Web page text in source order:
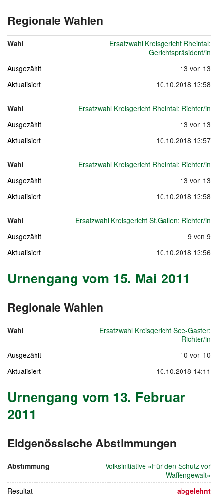
Regionale Wahlen
23.
Oktober
2011
Wahl
Ersatzwahl Kreisgericht Rheintal:
Gerichtspräsident/in
Ausgezählt
13 von 13
Aktualisiert
10.10.2018 13:58
Wahl
Ersatzwahl Kreisgericht Rheintal: Richter/in
Ausgezählt
13 von 13
Aktualisiert
10.10.2018 13:57
Wahl
Ersatzwahl Kreisgericht Rheintal: Richter/in
Ausgezählt
13 von 13
Aktualisiert
10.10.2018 13:58
Wahl
Ersatzwahl Kreisgericht St.Gallen: Richter/in
Ausgezählt
9 von 9
Aktualisiert
10.10.2018 13:56
Urnengang vom 15. Mai 2011
Regionale Wahlen
15.
Mai
2011
Wahl
Ersatzwahl Kreisgericht See-Gaster:
Richter/in
Ausgezählt
10 von 10
Aktualisiert
10.10.2018 14:11
Urnengang vom 13. Februar
2011
Eidgenössische Abstimmungen
13.
Februar
2011
Abstimmung
Volksinitiative «Für den Schutz vor
Waffengewalt»
Resultat
abgelehnt